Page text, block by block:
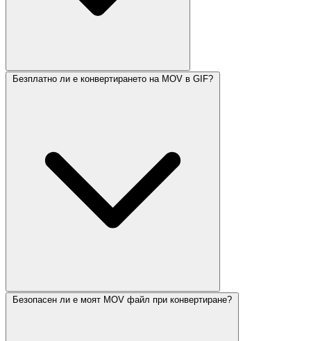
Безплатно ли е конвертирането на MOV в GIF?
Безопасен ли е моят MOV файл при конвертиране?